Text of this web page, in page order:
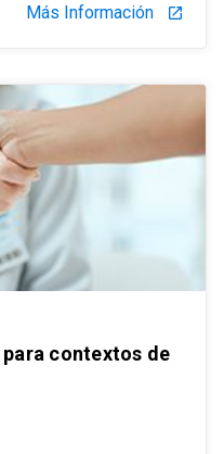
Más Información launch
contextos de